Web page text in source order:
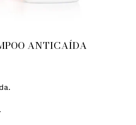
ANTICAÍDA